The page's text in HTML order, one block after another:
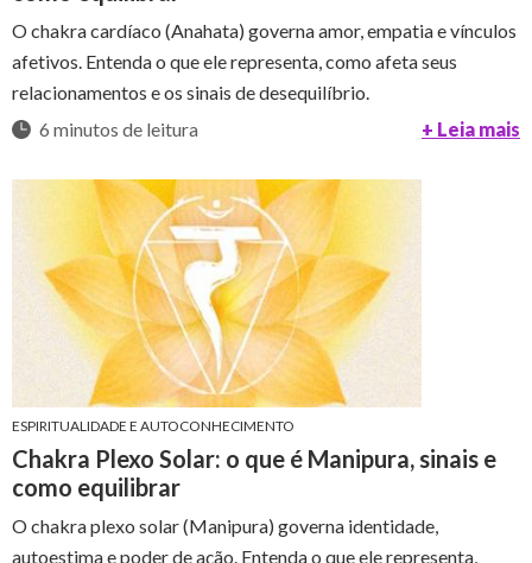
O chakra cardíaco (Anahata) governa amor, empatia e vínculos
afetivos. Entenda o que ele representa, como afeta seus
relacionamentos e os sinais de desequilíbrio.
6 minutos de leitura
+ Leia mais
ESPIRITUALIDADE E AUTOCONHECIMENTO
Chakra Plexo Solar: o que é Manipura, sinais e
como equilibrar
O chakra plexo solar (Manipura) governa identidade,
autoestima e poder de ação. Entenda o que ele representa,